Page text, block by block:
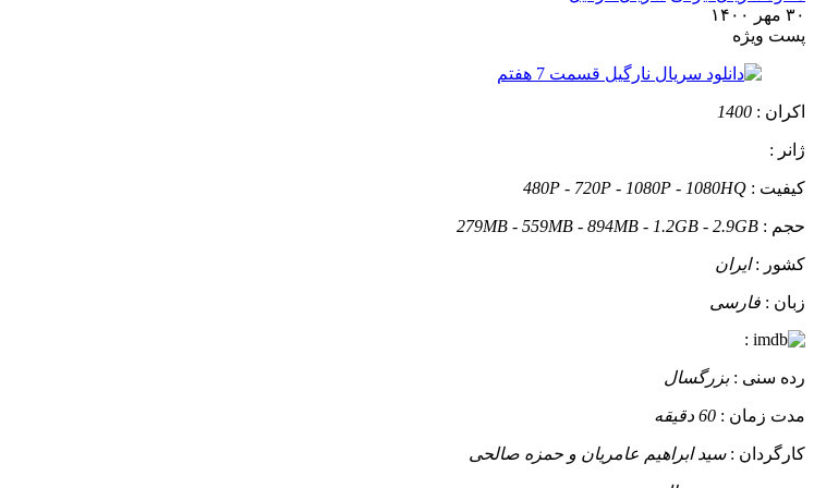
۳۰ مهر ۱۴۰۰
پست ويژه
اکران : 1400
ژانر :
کیفیت : 480P - 720P - 1080P - 1080HQ
حجم : 279MB - 559MB - 894MB - 1.2GB - 2.9GB
کشور :ایران
زبان : فارسی
:
رده سنی :بزرگسال
مدت زمان : 60 دقیقه
کارگردان :سید ابراهیم عامریان و حمزه صالحی